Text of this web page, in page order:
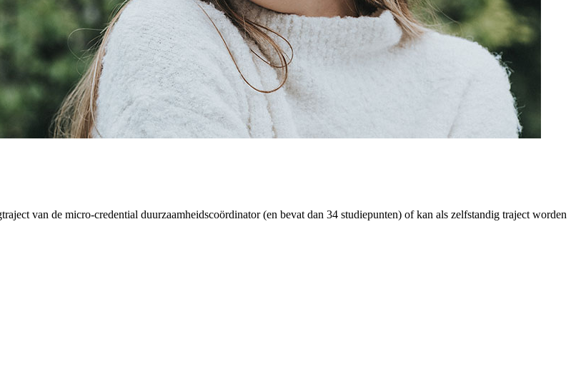
van de micro-credential duurzaamheids­coördinator (en bevat dan 34 studiepunten) of kan als zelfstandig traject worden